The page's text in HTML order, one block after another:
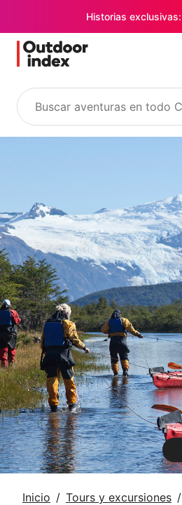
Historias exclusivas:
Buscar
Inicio Tours y excursiones